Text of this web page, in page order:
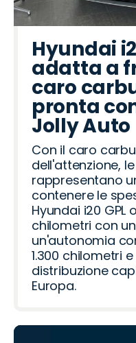
Hyundai
adatta a
caro
pronta
Jolly Auto
Con il caro
dell'attenzione,
rappresentano
contenere le
Hyundai i20 GPL
chilometri con
un'autonomia
1.300 chilometri
distribuzione
Europa.